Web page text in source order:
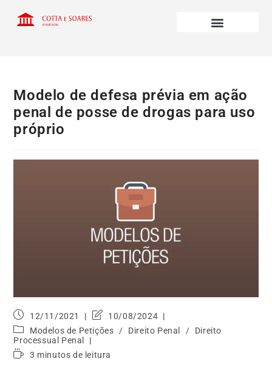
Modelo de defesa prévia em ação
penal de posse de drogas para uso
próprio
12/11/2021
10/08/2024
Modelos de Petições
/ Direito Penal /
Direito
Processual Penal
3 minutos de leitura